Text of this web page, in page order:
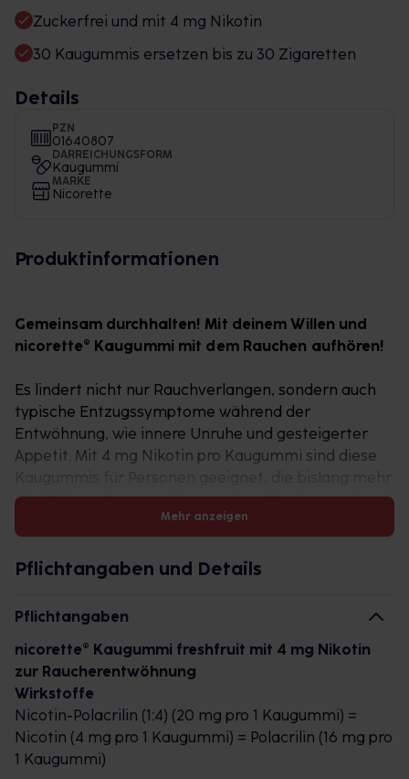
Zuckerfrei und mit 4 mg Nikotin
30 Kaugummis ersetzen bis zu 30 Zigaretten
Details
PZN
01640807
DARREICHUNGSFORM
Kaugummi
MARKE
Nicorette
Produktinformationen
Gemeinsam durchhalten! Mit deinem Willen und
nicorette® Kaugummi mit dem Rauchen aufhören!
Es lindert nicht nur Rauchverlangen, sondern auch
typische Entzugssymptome während der
Entwöhnung, wie innere Unruhe und gesteigerter
Appetit. Mit 4 mg Nikotin pro Kaugummi sind diese
als 20 Zigaretten pro Tag rauchen. Werden weniger
als 20 Stück pro Tag geraucht, empfiehlt sich die
nicorette® Kaugummis 2 mg.
Das aktive Kauen des Nikotinkaugummis setzt das
Mundschleimhaut in die Blutbahn gelangt und den
Nikotinspiegel im Blut erhöht. Dadurch werden
Rauchverlangen und typische
Entzugserscheinungen gemildert. Noch dazu hilft
das aktive Kauen, den Raucher vom Rauchimpuls
abzulenken. Die nicorette® Kaugummis sind
Mehr anzeigen
Pflichtangaben und Details
Pflichtangaben
nicorette® Kaugummi freshfruit mit 4 mg Nikotin
zur Raucherentwöhnung
Wirkstoffe
Nicotin-Polacrilin (1:4) (20 mg pro 1 Kaugummi) =
Nicotin (4 mg pro 1 Kaugummi) = Polacrilin (16 mg pro
1 Kaugummi)